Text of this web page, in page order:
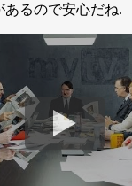
あるので安心だね.